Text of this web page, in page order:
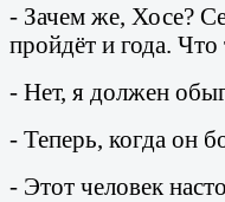
- Зачем же, Хосе?
пройдёт и года.
- Нет, я должен
- Теперь, когда он
- Этот человек